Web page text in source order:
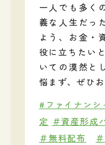
一人でも多く
義な人生だっ
よう、お金・
役に立ちたい
いての漠然と
悩まず、ぜひ
#ファイナン
定 ＃資産形成
＃無料配布